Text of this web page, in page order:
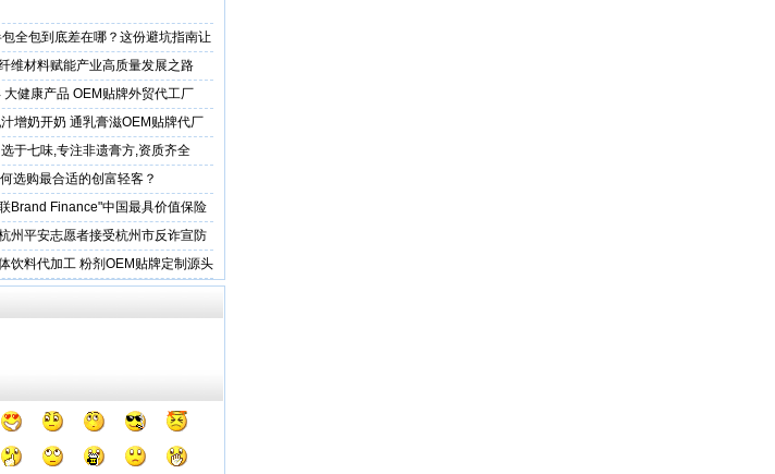
包全包到底差在哪？这份避坑指南让
维材料赋能产业高质量发展之路
健康产品 OEM贴牌外贸代工厂
增奶开奶 通乳膏滋OEM贴牌代厂
于七味,专注非遗膏方,资质齐全
选购最合适的创富轻客？
Brand Finance"中国最具价值保险
州平安志愿者接受杭州市反诈宣防
饮料代加工 粉剂OEM贴牌定制源头